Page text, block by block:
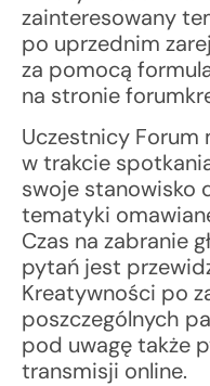
zainteresowany
po uprzednim
za pomocą
na stronie
Uczestnicy Forum
w trakcie
swoje stanowisko
tematyki
Czas na zabranie
pytań jest
Kreatywności po
poszczególnych
pod uwagę także
transmisji online.